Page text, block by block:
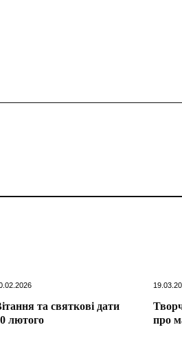
та святкові дати
лютого
про